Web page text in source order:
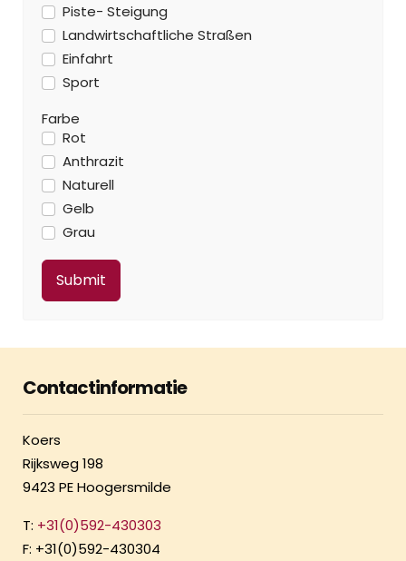
Piste- Steigung
Landwirtschaftliche Straßen
Einfahrt
Sport
Farbe
Rot
Anthrazit
Naturell
Gelb
Grau
Contactinformatie
Koers
Rijksweg 198
9423 PE Hoogersmilde
T: +31(0)592-430303
F: +31(0)592-430304